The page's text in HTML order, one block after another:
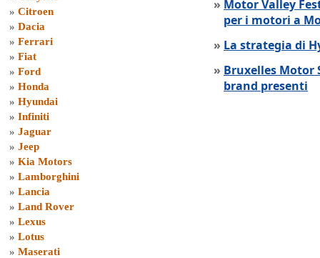
» Citroen
» Dacia
» Ferrari
» Fiat
» Ford
» Honda
» Hyundai
» Infiniti
» Jaguar
» Jeep
» Kia Motors
» Lamborghini
» Lancia
» Land Rover
» Lexus
» Lotus
» Maserati
» Motor Valley
per i motori a
» La strategia di
» Bruxelles Motor
brand presenti